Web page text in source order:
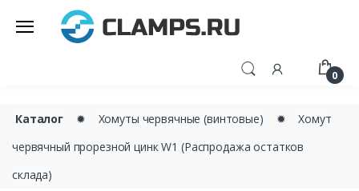
0
Каталог ✹ Хомуты червячные (винтовые) ✹
Хомут
червячный прорезной цинк W1 (Распродажа остатков
склада)